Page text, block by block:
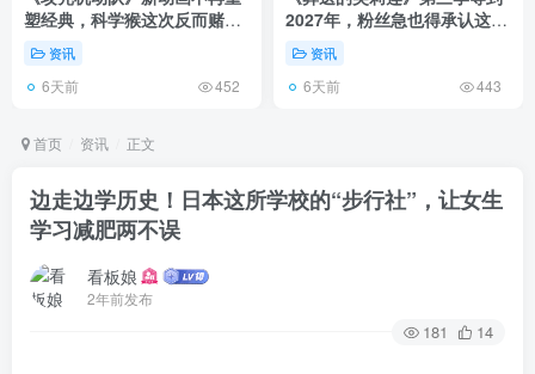
塑经典，科学猴这次反而赌对
了！资讯
6天前 452
2027年，粉丝急也得承认这次
慢得有道理！
资讯
6天前 443
首页 资讯 正文
边走边学历史！日本这所学校的“步行社”，让女生
学习减肥两不误
看板娘
2年前发布
181 14